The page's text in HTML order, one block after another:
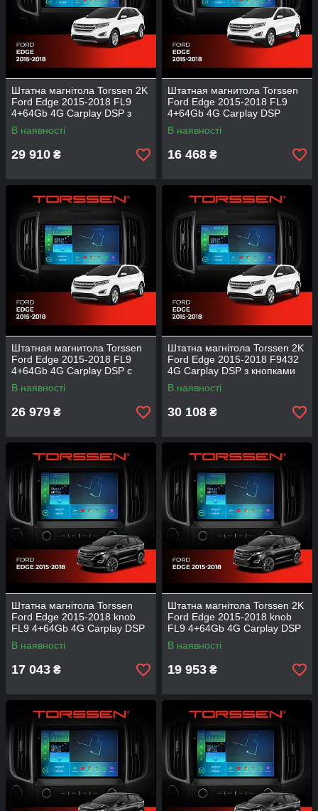
Штатна магнітола Torssen 2K
Ford Edge 2015-2018 FL9
4+64Gb 4G Carplay DSP з
кнопками
В наявності
29 910 ₴
Штатная магнитола Torssen
Ford Edge 2015-2018 FL9
4+64Gb 4G Carplay DSP
В наявності
16 468 ₴
Штатная магнитола Torssen
Ford Edge 2015-2018 FL9
4+64Gb 4G Carplay DSP c
кнопками
В наявності
26 979 ₴
Штатна магнітола Torssen 2K
Ford Edge 2015-2018 F9432
4G Carplay DSP з кнопками
В наявності
30 108 ₴
Штатна магнітола Torssen
Ford Edge 2015-2018 knob
FL9 4+64Gb 4G Carplay DSP
В наявності
17 043 ₴
Штатна магнітола Torssen 2K
Ford Edge 2015-2018 knob
FL9 4+64Gb 4G Carplay DSP
В наявності
19 953 ₴